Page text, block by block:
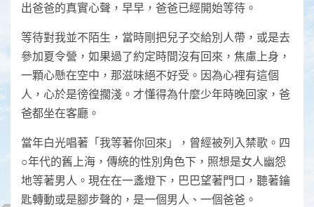
出爸爸的真實心聲，早早，爸爸已經開始等待。
等待對我並不陌生，當時剛把兒子交給別人帶，或是去
參加夏令營，如果過了約定時間沒有回來，焦慮上身，
一顆心懸在空中，那滋味絕不好受。因為心裡有這個
人，心於是徬徨擱淺。才懂得為什麼少年時晚回家，爸
爸都坐在客廳。
當年白光唱著「我等著你回來」，曾經被列入禁歌。四
○年代的舊上海，傳統的性別角色下，照想是女人幽怨
地等著男人。現在在一盞燈下，巴巴望著門口，聽著鑰
匙轉動或是腳步聲的，是一個男人、一個爸爸。